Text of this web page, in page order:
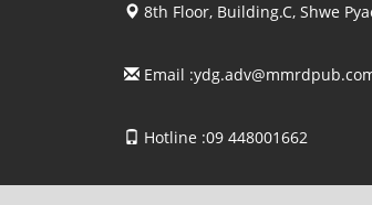
8th Floor, Building.C, Shwe
Email :
Hotline :09 448001662